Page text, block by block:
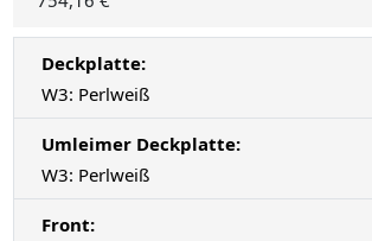
Deckplatte:
W3: Perlweiß
Umleimer Deckplatte:
W3: Perlweiß
Front: